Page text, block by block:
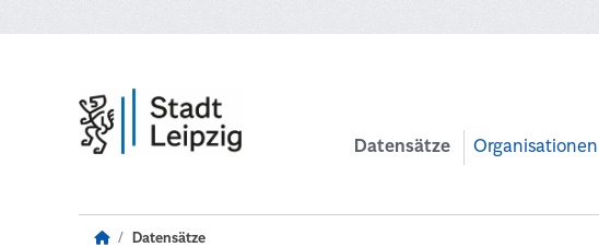
Datensätze Organisationen
Datensätze